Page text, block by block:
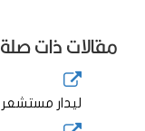
مقالات ذات صلة
ليدار